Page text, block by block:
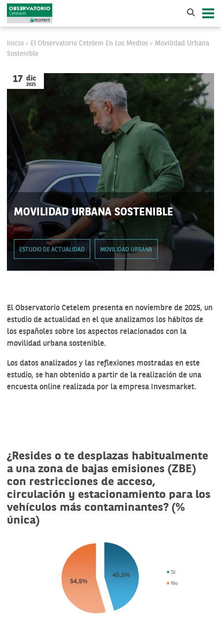
Inicio > El Observatorio Cetelem En Los Medios > Movilidad Urbana
Sostenible
MOVILIDAD URBANA SOSTENIBLE
ESTUDIO DE ACTUALIDAD MOVILIDAD URBANA
17 dic
2025
El Observatorio Cetelem presenta en noviembre de 2025, un
estudio de actualidad en el que analizamos los hábitos de
los españoles sobre los aspectos relacionados con la
movilidad urbana sostenible.
Los datos analizados y las reflexiones mostradas en este
estudio, se han obtenido a partir de la realización de una
encuesta online realizada por la empresa Invesmarket.
¿Resides o te desplazas habitualmente
a una zona de bajas emisiones (ZBE)
con restricciones de acceso,
circulación y estacionamiento para los
vehículos más contaminantes? (%
única)